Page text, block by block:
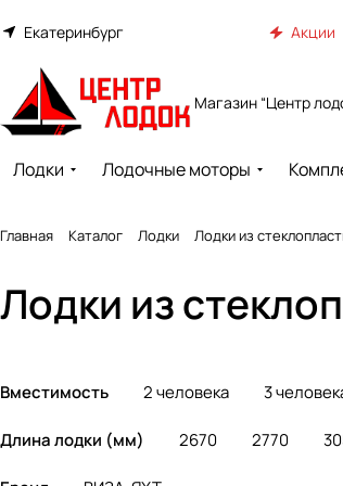
Екатеринбург Акции
Магазин “Центр
Лодки Лодочные моторы
Главная Каталог Лодки Лодки из
Лодки из
Вместимость 2 человека 3
Длина лодки (мм) 2670 2770